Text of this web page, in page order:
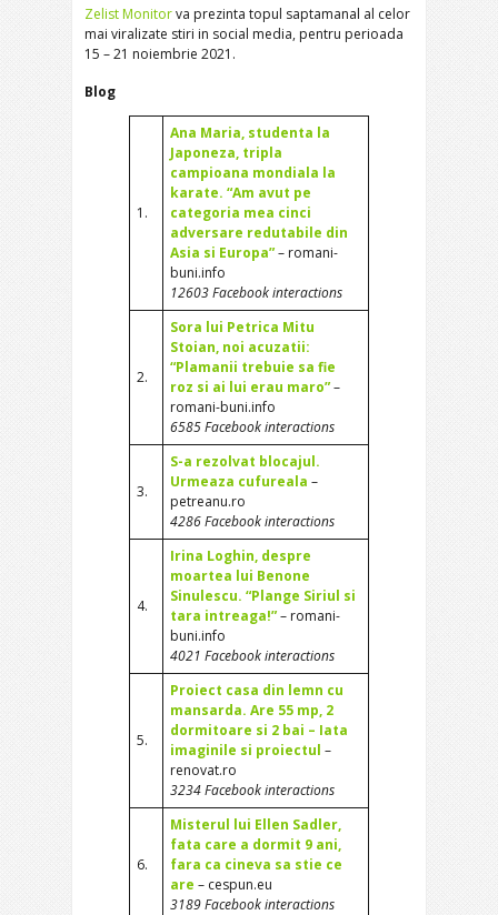
Zelist Monitorva prezinta topul saptamanal al celor
mai viralizate stiri in social media, pentru perioada
15 – 21 noiembrie 2021.
Blog
1.
Ana Maria, studenta la
Japoneza, tripla
campioana mondiala la
karate. “Am avut pe
categoria mea cinci
adversare redutabile din
Asia si Europa”– romani-
buni.info
12603 Facebook interactions
2.
Sora lui Petrica Mitu
Stoian, noi acuzatii:
“Plamanii trebuie sa fie
roz si ai lui erau maro”–
romani-buni.info
6585 Facebook interactions
3.
S-a rezolvat blocajul.
Urmeaza cufureala –
petreanu.ro
4286 Facebook interactions
4.
Irina Loghin, despre
moartea lui Benone
Sinulescu. “Plange Siriul si
tara intreaga!”– romani-
buni.info
4021 Facebook interactions
5.
Proiect casa din lemn cu
mansarda. Are 55 mp, 2
dormitoare si 2 bai – Iata
imaginile si proiectul –
renovat.ro
3234 Facebook interactions
6.
Misterul lui Ellen Sadler,
fata care a dormit 9 ani,
fara ca cineva sa stie ce
are – cespun.eu
3189 Facebook interactions